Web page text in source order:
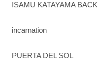
ISAMU KATAYAMA
incarnation
PUERTA DEL SOL